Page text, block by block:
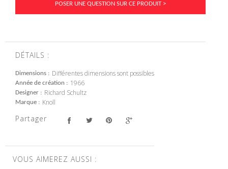
POSER UNE QUESTION SUR CE PRODUIT >
DÉTAILS :
Dimensions Différentes dimensions sont possibles
Année de création 1966
Designer Richard Schultz
Marque Knoll
Partager
VOUS AIMEREZ AUSSI :